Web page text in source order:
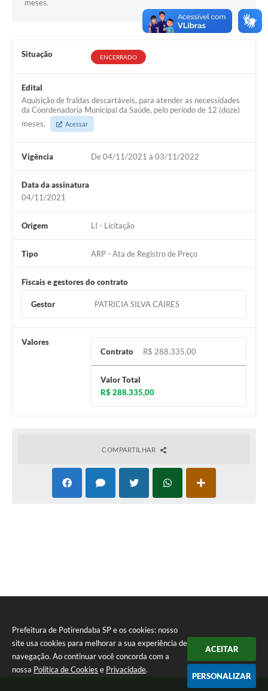
Prefeitura de Potirendaba SP e os cookies: nosso
site usa cookies para melhorar a sua experiência de
navegação. Ao continuar você concorda com a
nossa Política de Cookies e Privacidade.
ACEITAR
PERSONALIZAR
meses.
Situação ENCERRADO
Edital
Aquisição de fraldas descartáveis, para atender as necessidades
da Coordenadoria Municipal da Saúde, pelo período de 12 (doze)
meses.
Acessar
Vigência De 04/11/2021 à 03/11/2022
Data da assinatura
04/11/2021
Origem LI - Licitação
Tipo ARP - Ata de Registro de Preço
Fiscais e gestores do contrato
Gestor PATRICIA SILVA CAIRES
Valores
Contrato
R$ 288.335,00
Valor Total
R$ 288.335,00
COMPARTILHAR